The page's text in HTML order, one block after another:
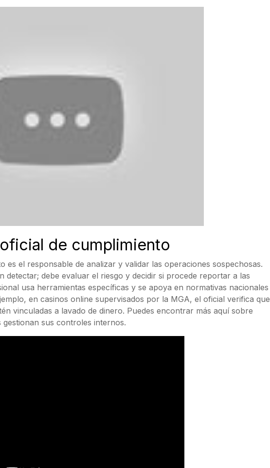
de cumplimiento
es el responsable de analizar y validar las operaciones sospechosas.
detectar; debe evaluar el riesgo y decidir si procede reportar a las
usa herramientas específicas y se apoya en normativas nacionales
en casinos online supervisados por la MGA, el oficial verifica que
vinculadas a lavado de dinero. Puedes encontrar más aquí sobre
sus controles internos.